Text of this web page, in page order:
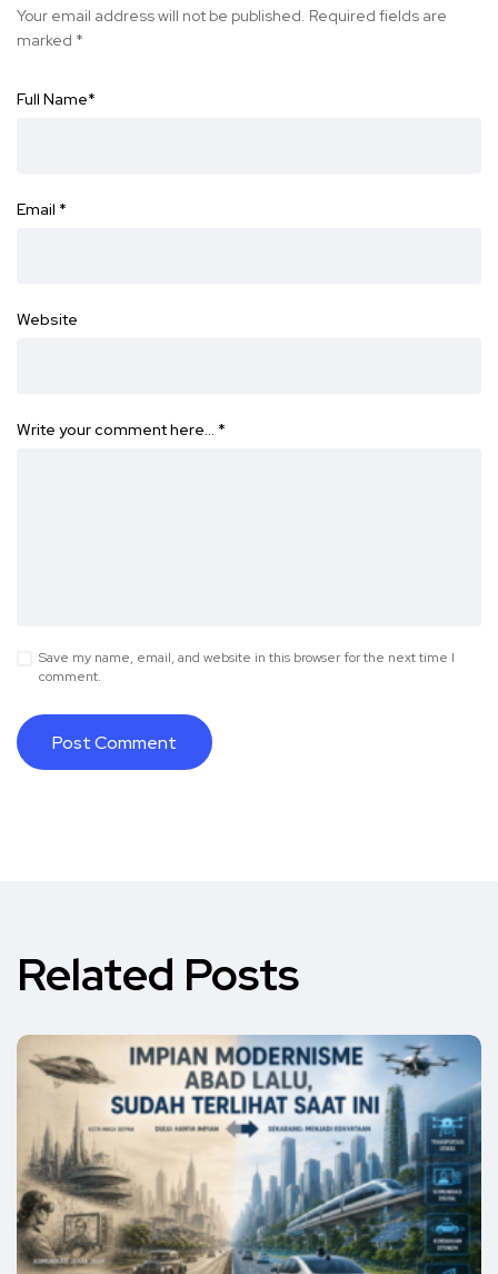
Your email address will not be published. Required fields are
marked *
Full Name*
Email *
Website
Write your comment here… *
Save my name, email, and website in this browser for the next time I
comment.
Related Posts